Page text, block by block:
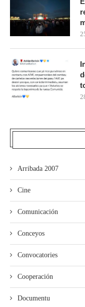
Arribada 2007
Cine
Comunicación
Conceyos
Convocatories
Cooperación
Documentu